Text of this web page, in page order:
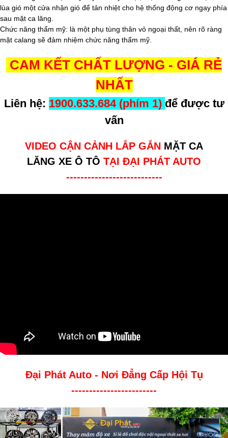
lùa gió một cửa nhận gió để tản nhiệt cho hệ thống động cơ ngay phía
sau mặt ca lăng.
Chức năng thẩm mỹ: là một phụ tùng thân vỏ ngoại thất, nên rõ ràng
mặt calang sẽ đảm nhiệm chức năng thẩm mỹ.
CAM KẾT CHẤT LƯỢNG - GIÁ RẺ
NHẤT
Liên hệ: 1900.633.684 (phím 1) để được tư
vấn
VIDEO CẬN CẢNH LẮP GẮN MẶT CA
LĂNG XE Ô TÔ TẠI ĐẠI PHÁT AUTO
---------------------------
Đại Phát Auto - Nơi Đẳng Cấp Hội Tụ
------------------------